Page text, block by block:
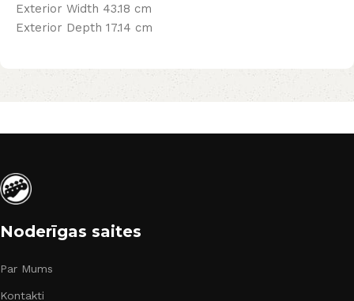
Exterior Width 43.18 cm
Exterior Depth 17.14 cm
Noderīgas saites
Par Mums
Kontakti